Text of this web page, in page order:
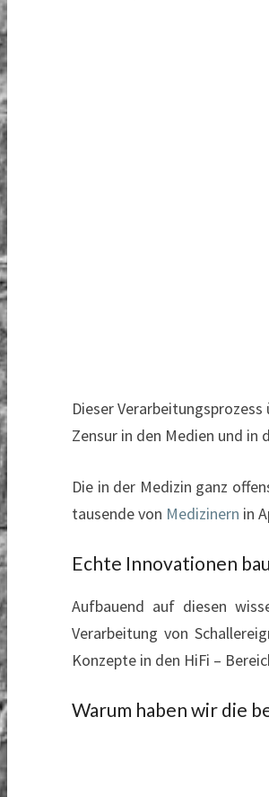
Dieser
Zensur in den Medien und in
Die in der Medizin ganz
tausende von Medizinern in
Echte Innovationen
Aufbauend auf diesen
Verarbeitung von
Konzepte in den HiFi –
Warum haben wir die